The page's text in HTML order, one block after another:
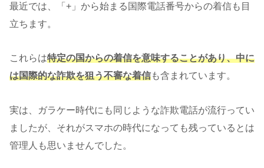
最近では、「+」から始まる国際電話番号からの着信も目
立ちます。
これらは特定の国からの着信を意味することがあり、中に
は国際的な詐欺を狙う不審な着信も含まれています。
実は、ガラケー時代にも同じような詐欺電話が流行ってい
ましたが、それがスマホの時代になっても残っているとは
管理人も思いませんでした。